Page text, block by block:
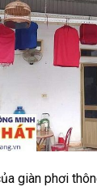
giàn phơi